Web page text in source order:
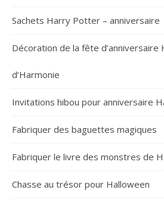
Sachets Harry Potter – anniversaire
Décoration de la fête
d’Harmonie
Invitations hibou pour anniversaire
Fabriquer des baguettes magiques
Fabriquer le livre des monstres de
Chasse au trésor pour Halloween